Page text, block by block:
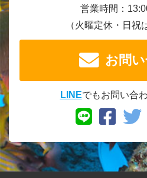
営業時間：
（火曜定休・日祝
お問
LINEでもお問い合